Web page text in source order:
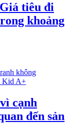
tiêu đi
khoảng
cạnh
đến sản